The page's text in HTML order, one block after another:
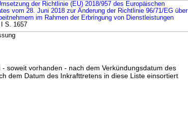
der Richtlinie (EU) 2018/957 des Europäischen
vom 28. Juni 2018 zur Änderung der Richtlinie 96/71/EG über
im Rahmen der Erbringung von Dienstleistungen
S. 1657
soweit vorhanden - nach dem Verkündungsdatum des
dem Datum des Inkrafttretens in diese Liste einsortiert